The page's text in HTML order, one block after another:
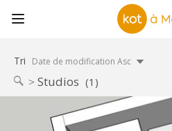
Tri Date de modification Asc
Studios (1)